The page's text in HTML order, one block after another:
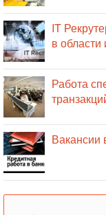
IT
в
Работа
Вакансии